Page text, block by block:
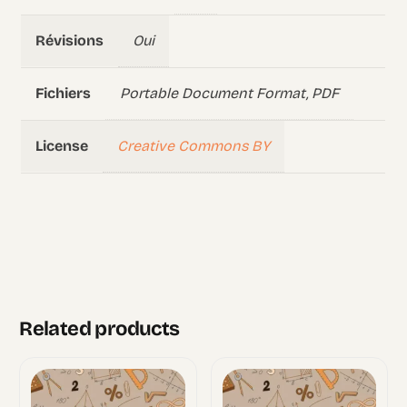
Révisions Oui
Fichiers Portable Document Format, PDF
License Creative Commons BY
Related products